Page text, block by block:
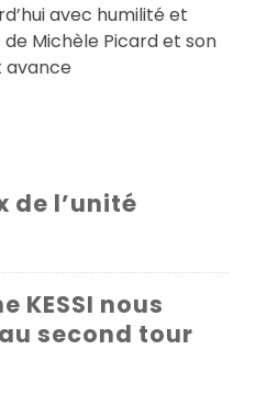
avec humilité et
Michèle Picard et son
avance
de l’unité
KESSI nous
second tour